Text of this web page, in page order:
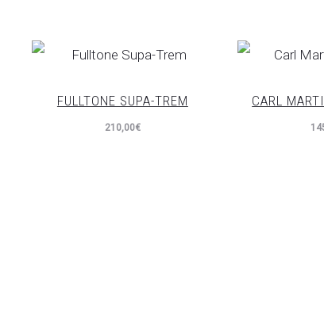
FULLTONE SUPA-TREM
210,00€
CARL